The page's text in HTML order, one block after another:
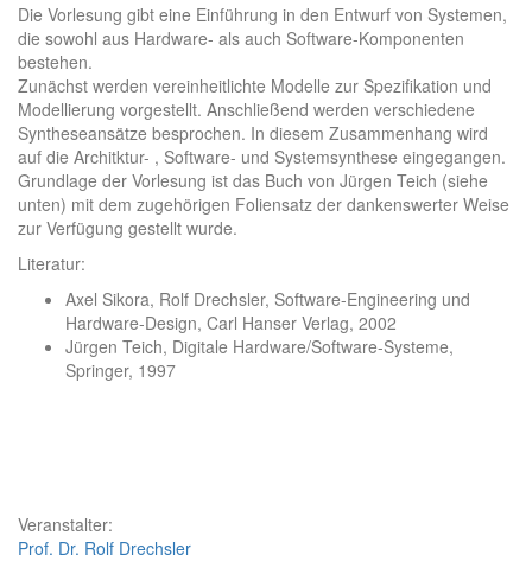
Die Vorlesung gibt eine Einführung in den Entwurf von Systemen,
die sowohl aus Hardware- als auch Software-Komponenten
bestehen.
Zunächst werden vereinheitlichte Modelle zur Spezifikation und
Modellierung vorgestellt. Anschließend werden verschiedene
Syntheseansätze besprochen. In diesem Zusammenhang wird
auf die Architktur- , Software- und Systemsynthese eingegangen.
Grundlage der Vorlesung ist das Buch von Jürgen Teich (siehe
unten) mit dem zugehörigen Foliensatz der dankenswerter Weise
zur Verfügung gestellt wurde.
Literatur:
Axel Sikora, Rolf Drechsler, Software-Engineering und
Hardware-Design, Carl Hanser Verlag, 2002
Jürgen Teich, Digitale Hardware/Software-Systeme,
Springer, 1997
Veranstalter:
Prof. Dr. Rolf Drechsler